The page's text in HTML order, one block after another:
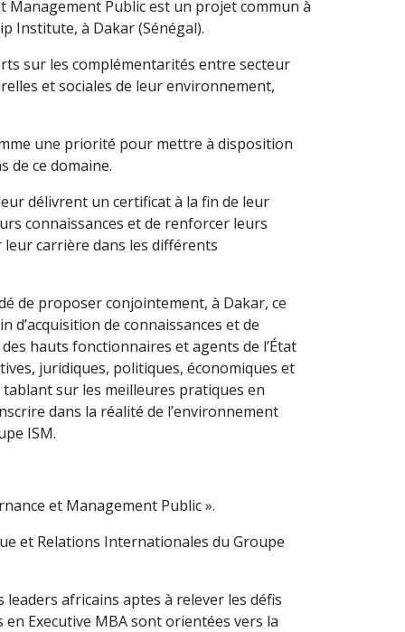
Management Public est un projet commun à
Institute, à Dakar (Sénégal).
sur les complémentarités entre secteur
et sociales de leur environnement,
une priorité pour mettre à disposition
de ce domaine.
délivrent un certificat à la fin de leur
connaissances et de renforcer leurs
carrière dans les différents
de proposer conjointement, à Dakar, ce
de connaissances et de
hauts fonctionnaires et agents de l’État
juridiques, politiques, économiques et
sur les meilleures pratiques en
dans la réalité de l’environnement
ISM.
et Management Public ».
et Relations Internationales du Groupe
africains aptes à relever les défis
Executive MBA sont orientées vers la